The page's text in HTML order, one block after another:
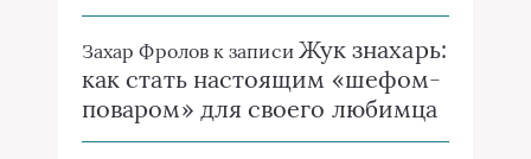
Захар Фроловк записи Жук знахарь:
как стать настоящим «шефом-
поваром» для своего любимца